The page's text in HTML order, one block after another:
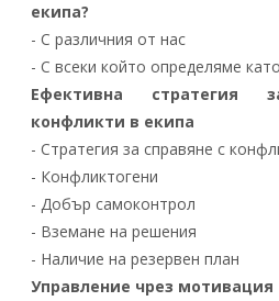
екипа?
- С различния от нас
- С всеки който определяме
Ефективна стратегия
конфликти в екипа
- Стратегия за справяне с
- Конфликтогени
- Добър самоконтрол
- Вземане на решения
- Наличие на резервен план
Управление чрез мотивация